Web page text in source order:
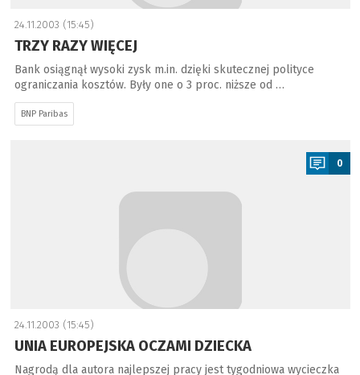
24.11.2003 (15:45)
TRZY RAZY WIĘCEJ
Bank osiągnął wysoki zysk m.in. dzięki skutecznej polityce
ograniczania kosztów. Były one o 3 proc. niższe od …
BNP Paribas
0
24.11.2003 (15:45)
UNIA EUROPEJSKA OCZAMI DZIECKA
Nagrodą dla autora najlepszej pracy jest tygodniowa wycieczka